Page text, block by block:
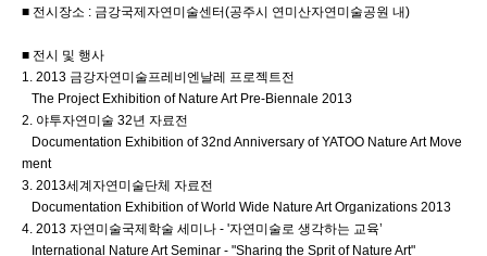
■ 전시장소 : 금강국제자연미술센터(공주시 연미산자연미술공원 내)
■ 전시 및 행사
1. 2013 금강자연미술프레비엔날레 프로젝트전
The Project Exhibition of Nature Art Pre-Biennale 2013
2. 야투자연미술 32년 자료전
Documentation Exhibition of 32nd Anniversary of YATOO Nature Art Move
ment
3. 2013세계자연미술단체 자료전
Documentation Exhibition of World Wide Nature Art Organizations 2013
4. 2013 자연미술국제학술 세미나 - '자연미술로 생각하는 교육’
International Nature Art Seminar - "Sharing the Sprit of Nature Art"